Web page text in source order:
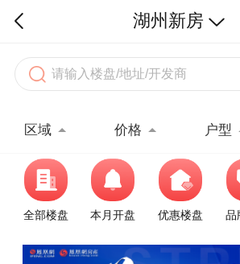
湖州新房
区域 价格 户型
全部楼盘 本月开盘 优惠楼盘 品